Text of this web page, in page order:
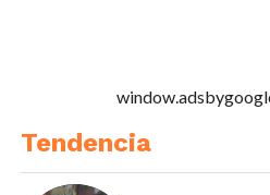
Tendencia